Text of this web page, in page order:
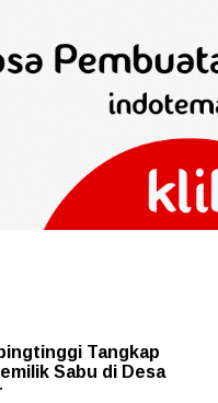
Tangkap
Sabu di Desa